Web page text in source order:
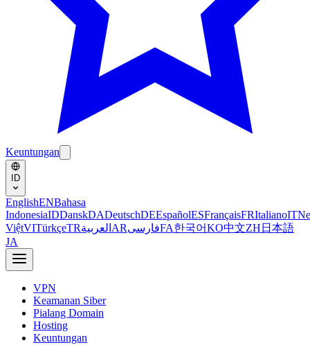
Keuntungan
ID
EnglishENBahasa
IndonesiaIDDanskDADeutschDEEspañolESFrançaisFRItalianoIT
ViệtVITürkçeTRالعربية ARفارسیFA한국어KO中文ZH 日本語
JA
VPN
Keamanan Siber
Pialang Domain
Hosting
Keuntungan